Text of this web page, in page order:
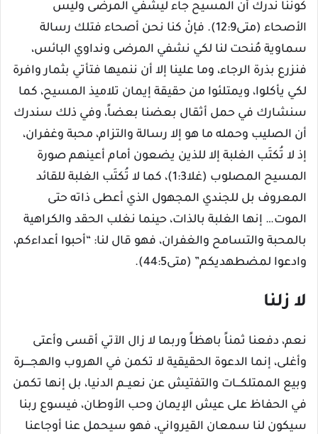
كوننا ندرك أن المسيح جاء ليشفي المرضى وليس
الأصحاء (متى12:9). فإنْ كنا نحن أصحاء فتلك رسالة
سماوية مُنحت لنا لكي نشفي المرضى ونداوي البائس،
فنزرع بذرة الرجاء، وما علينا إلا أن ننميها فتأتي بثمار وافرة
لكي يأكلوا، ويمتلئوا من حقيقة إيمان تلاميذ المسيح، كما
سنشارك في حمل أثقال بعضنا بعضاً، وفي ذلك سندرك
أن الصليب وحمله ما هو إلا رسالة والتزام، محبة وغفران،
إذ لا تُكتَب الغلبة إلا للذين يضعون أمام أعينهم صورة
المسيح المصلوب (غلا1:3)، كما لا تُكتَب الغلبة للقائد
المعروف بل للجندي المجهول الذي أعطى ذاته حتى
الموت… إنها الغلبة بالذات، حينما نغلب الحقد والكراهية
بالمحبة والتسامح والغفران، فهو قال لنا: “أحبوا أعداءكم،
وادعوا لمضطهديكم” (متى44:5).
لا زلنا
نعم، دفعنا ثمناً باهظاً وربما لا زال الآتي أقسى وأعتى
وأغلى، إنما الدعوة الحقيقية لا تكمن في الهروب والهجــــرة
وبيع الممتلكـــات والتفتيش عن نعيــم الدنيا، بل إنها تكمن
في الحفاظ على عيش الإيمان وحب الأوطان، فيسوع ربنا
سيكون لنا سمعان القيرواني، فهو سيحمل عنا أوجاعنا